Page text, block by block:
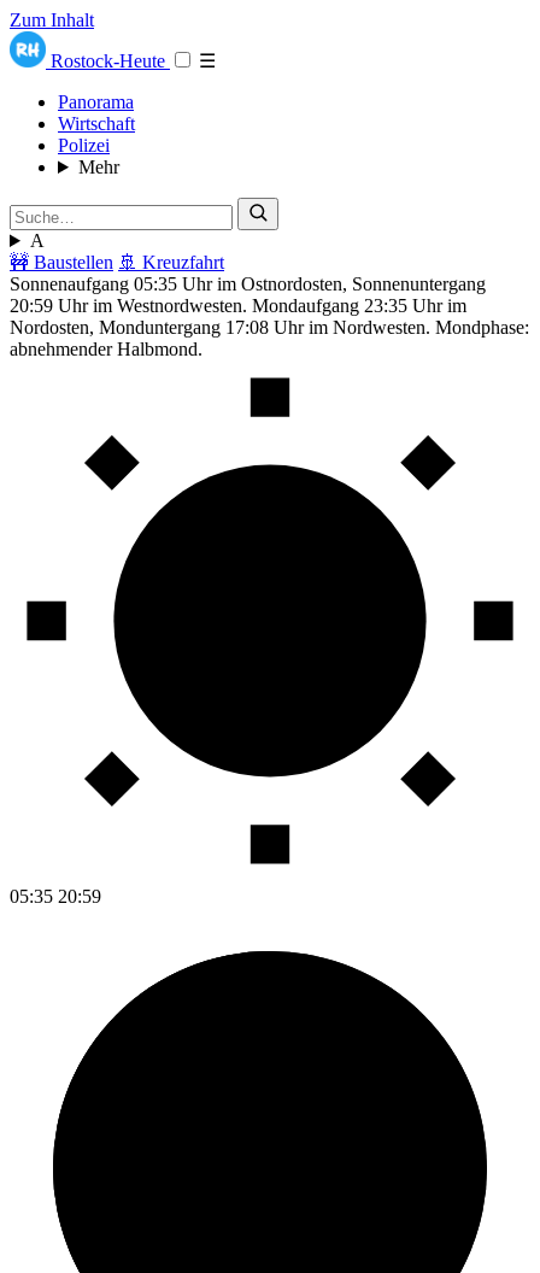
Zum Inhalt
Rostock-Heute
☰
Panorama
Wirtschaft
Polizei
Mehr
A
🚧 Baustellen 🚢 Kreuzfahrt
Sonnenaufgang 05:35 Uhr im Ostnordosten, Sonnenuntergang
20:59 Uhr im Westnordwesten. Mondaufgang 23:35 Uhr im
Nordosten, Monduntergang 17:08 Uhr im Nordwesten. Mondphase:
abnehmender Halbmond.
05:35 20:59